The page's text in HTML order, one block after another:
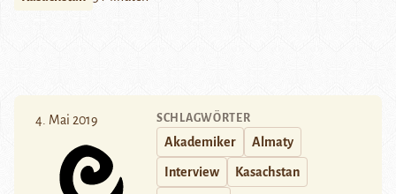
4. Mai 2019 SCHLAGWÖRTER
Akademiker Almaty
Interview Kasachstan